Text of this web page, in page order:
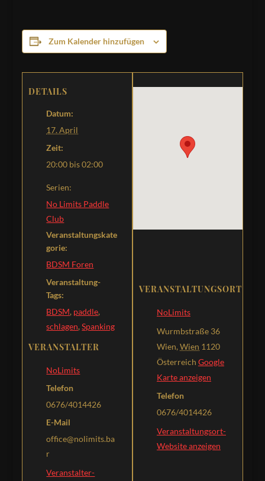
Zum Kalender hinzufügen
DETAILS
Datum:
17. April
Zeit:
20:00 bis 02:00
Serien:
No Limits Paddle
Club
Veranstaltungskate
gorie:
BDSM Foren
Veranstaltung-
Tags:
BDSM, paddle,
schlagen,Spanking
VERANSTALTER
NoLimits
Telefon
0676/4014426
E-Mail
office@nolimits.ba
r
Veranstalter-
VERANSTALTUNGSORT
NoLimits
Wurmbstraße 36
Wien, Wien 1120
Österreich Google
Karte anzeigen
Telefon
0676/4014426
Veranstaltungsort-
Website anzeigen